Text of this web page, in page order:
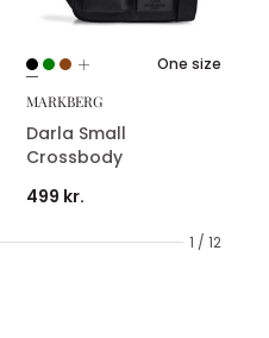
1 / 12
One size
MARKBERG
Darla Small
Crossbody
499 kr.